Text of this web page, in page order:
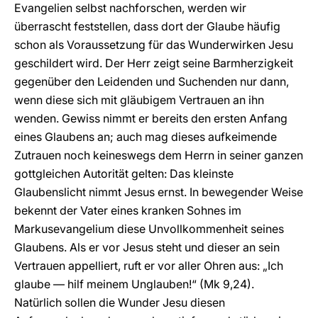
Evangelien selbst nachforschen, werden wir
überrascht feststellen, dass dort der Glaube häufig
schon als Voraussetzung für das Wunderwirken Jesu
geschildert wird. Der Herr zeigt seine Barmherzigkeit
gegenüber den Leidenden und Suchenden nur dann,
wenn diese sich mit gläubigem Vertrauen an ihn
wenden. Gewiss nimmt er bereits den ersten Anfang
eines Glaubens an; auch mag dieses aufkeimende
Zutrauen noch keineswegs dem Herrn in seiner ganzen
gottgleichen Autorität gelten: Das kleinste
Glaubenslicht nimmt Jesus ernst. In bewegender Weise
bekennt der Vater eines kranken Sohnes im
Markusevangelium diese Unvollkommenheit seines
Glaubens. Als er vor Jesus steht und dieser an sein
Vertrauen appelliert, ruft er vor aller Ohren aus: „Ich
glaube — hilf meinem Unglauben!“ (Mk 9,24).
Natürlich sollen die Wunder Jesu diesen